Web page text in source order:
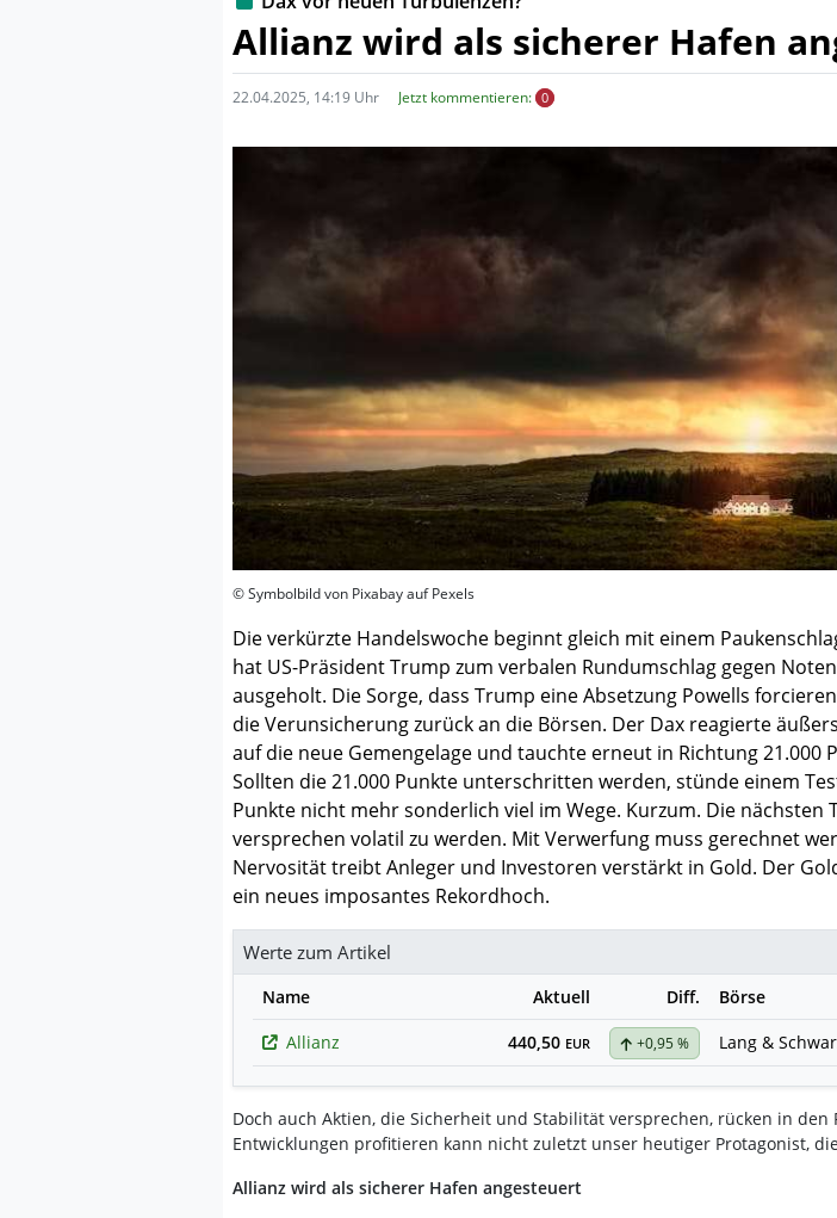
Allianz wird als sicherer Hafen
22.04.2025, 14:19 Uhr Jetzt kommentieren: 0
© Symbolbild von Pixabay auf Pexels
Die verkürzte Handelswoche beginnt gleich mit einem
hat US-Präsident Trump zum verbalen Rundumschlag gegen
ausgeholt. Die Sorge, dass Trump eine Absetzung Powells
die Verunsicherung zurück an die Börsen. Der Dax reagierte
auf die neue Gemengelage und tauchte erneut in Richtung 21.000
Sollten die 21.000 Punkte unterschritten werden, stünde einem
Punkte nicht mehr sonderlich viel im Wege. Kurzum. Die nächsten
versprechen volatil zu werden. Mit Verwerfung muss gerechnet
Nervosität treibt Anleger und Investoren verstärkt in Gold. Der
ein neues imposantes Rekordhoch.
Werte zum Artikel
Name Aktuell Diff.
Börse
Allianz
440,50 EUR +0,95 % Lang &
Doch auch Aktien, die Sicherheit und Stabilität versprechen, rücken in den
Entwicklungen profitieren kann nicht zuletzt unser heutiger Protagonist,
Allianz wird als sicherer Hafen angesteuert